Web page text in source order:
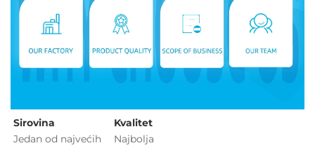
Sirovina
Jedan od najvećih
Kvalitet
Najbolja